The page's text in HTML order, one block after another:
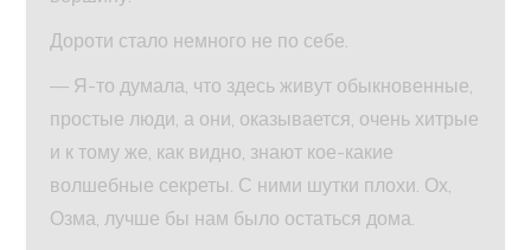
Дороти стало немного не по себе.
— Я-то думала, что здесь живут обыкновенные,
простые люди, а они, оказывается, очень хитрые
и к тому же, как видно, знают кое-какие
волшебные секреты. С ними шутки плохи. Ох,
Озма, лучше бы нам было остаться дома.